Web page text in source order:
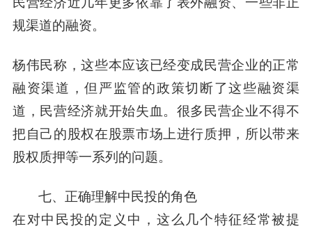
规渠道的融资。
杨伟民称，这些本应该已经变成民营企业的正常
融资渠道，但严监管的政策切断了这些融资渠
道，民营经济就开始失血。很多民营企业不得不
把自己的股权在股票市场上进行质押，所以带来
股权质押等一系列的问题。
七、正确理解中民投的角色
在对中民投的定义中，这么几个特征经常被提